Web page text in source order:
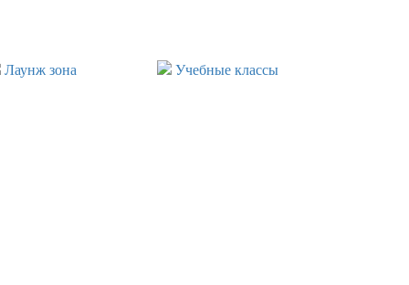
Учебные классы
Лаунж зона